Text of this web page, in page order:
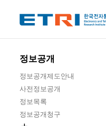
정보공개
정보공개제도안내
사전정보공개
정보목록
정보공개청구